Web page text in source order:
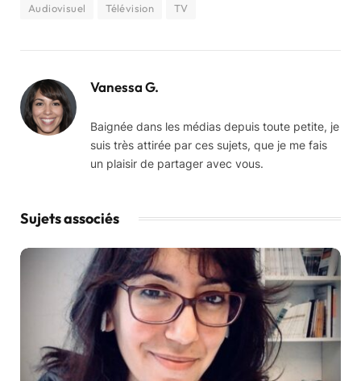
Audiovisuel Télévision TV
Vanessa G.
Baignée dans les médias depuis toute petite, je
suis très attirée par ces sujets, que je me fais
un plaisir de partager avec vous.
Sujets associés